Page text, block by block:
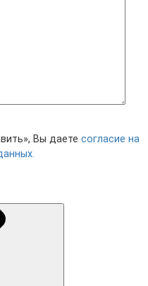
Вы даете согласие на